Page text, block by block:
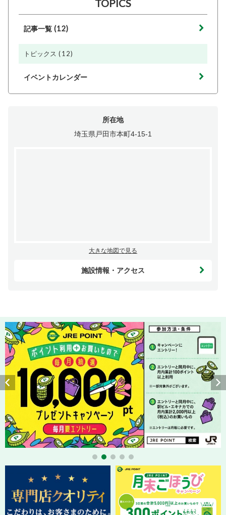
TOPICS
記事一覧 (12)
トピックス (12)
イベントカレンダー
所在地
埼玉県戸田市本町4-15-1
大きな地図で見る
施設情報・アクセス